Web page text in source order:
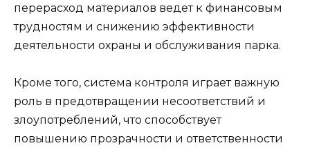
перерасход материалов ведет к финансовым
трудностям и снижению эффективности
деятельности охраны и обслуживания парка.
Кроме того, система контроля играет важную
роль в предотвращении несоответствий и
злоупотреблений, что способствует
повышению прозрачности и ответственности